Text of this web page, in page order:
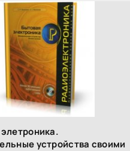
устройства своими